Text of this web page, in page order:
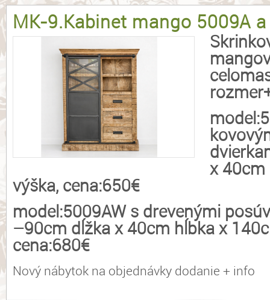
MK-9.Kabinet mango 5009A
x 40cm
výška, cena:650€
model:5009AW s drevenými
–90cm dĺžka x 40cm hĺbka x
cena:680€
Nový nábytok na objednávky dodanie + info